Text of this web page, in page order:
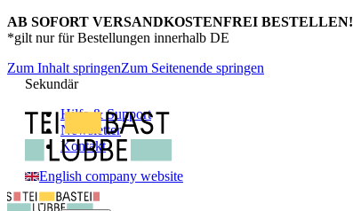
AB SOFORT VERSANDKOSTENFREI BESTELLEN!
*gilt nur für Bestellungen innerhalb DE
Zum Inhalt springenZum Seitenende springen
Sekundär
Hilfe & Support
Newsletter
Kontakt
English company website